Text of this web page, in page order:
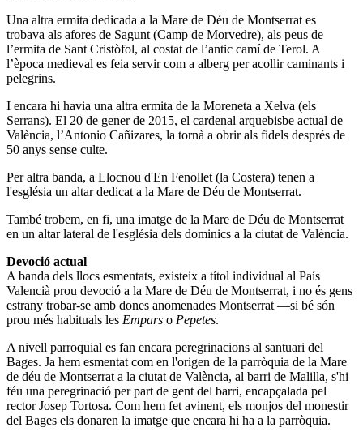
Una altra ermita dedicada a la Mare de Déu de Montserrat es
trobava als afores de Sagunt (Camp de Morvedre), als peus de
l’ermita de Sant Cristòfol, al costat de l’antic camí de Terol. A
l’època medieval es feia servir com a alberg per acollir caminants i
pelegrins.
I encara hi havia una altra ermita de la Moreneta a Xelva (els
Serrans). El 20 de gener de 2015, el cardenal arquebisbe actual de
València, l’Antonio Cañizares, la tornà a obrir als fidels després de
50 anys sense culte.
Per altra banda, a Llocnou d'En Fenollet (la Costera) tenen a
l'església un altar dedicat a la Mare de Déu de Montserrat.
També trobem, en fi, una imatge de la Mare de Déu de Montserrat
en un altar lateral de l'església dels dominics a la ciutat de València.
Devoció actual
A banda dels llocs esmentats, existeix a títol individual al País
Valencià prou devoció a la Mare de Déu de Montserrat, i no és gens
estrany trobar-se amb dones anomenades Montserrat —si bé són
prou més habituals les Empars o Pepetes.
A nivell parroquial es fan encara peregrinacions al santuari del
Bages. Ja hem esmentat com en l'origen de la parròquia de la Mare
de déu de Montserrat a la ciutat de València, al barri de Malilla, s'hi
féu una peregrinació per part de gent del barri, encapçalada pel
rector Josep Tortosa. Com hem fet avinent, els monjos del monestir
del Bages els donaren la imatge que encara hi ha a la parròquia.